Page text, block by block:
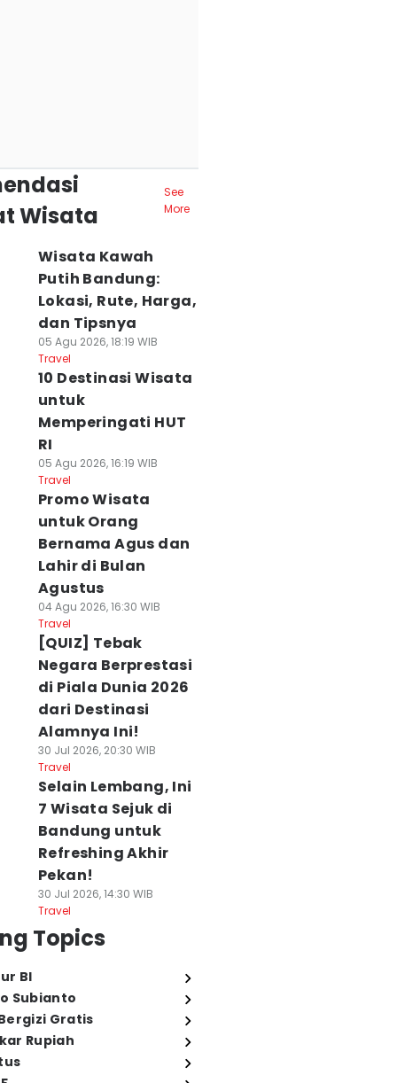
Wisata
See
More
Wisata Kawah
Putih Bandung:
Lokasi, Rute, Harga,
dan Tipsnya
05 Agu 2026, 18:19 WIB
Travel
10 Destinasi Wisata
untuk
Memperingati HUT
RI
05 Agu 2026, 16:19 WIB
Travel
Promo Wisata
untuk Orang
Bernama Agus dan
Lahir di Bulan
Agustus
04 Agu 2026, 16:30 WIB
Travel
[QUIZ] Tebak
Negara Berprestasi
di Piala Dunia 2026
dari Destinasi
Alamnya Ini!
30 Jul 2026, 20:30 WIB
Travel
Selain Lembang, Ini
7 Wisata Sejuk di
Bandung untuk
Refreshing Akhir
Pekan!
30 Jul 2026, 14:30 WIB
Travel
Topics
BI
Subianto
Gratis
Rupiah